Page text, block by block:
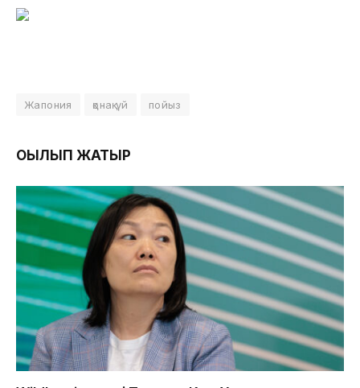
Жапония қонақ үй пойыз
ОҚЫЛЫП ЖАТЫР